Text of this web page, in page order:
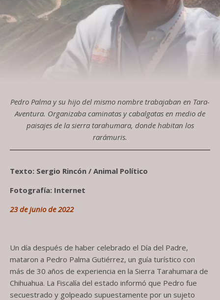
Pedro Palma y su hijo del mismo nombre trabajaban en Tara-
Aventura. Organizaba caminatas y cabalgatas en medio de
paisajes de la sierra tarahumara, donde habitan los
rarámuris.
Texto: Sergio Rincón / Animal Político
Fotografía: Internet
23 de junio de 2022
Un día después de haber celebrado el Día del Padre,
mataron a Pedro Palma Gutiérrez, un guía turístico con
más de 30 años de experiencia en la Sierra Tarahumara de
Chihuahua. La Fiscalía del estado informó que Pedro fue
secuestrado y golpeado supuestamente por un sujeto